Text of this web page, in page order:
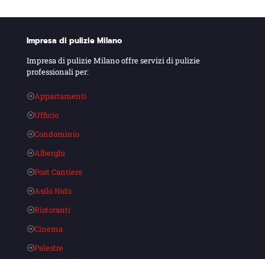
Impresa di pulizie Milano
Impresa di pulizie Milano offre servizi di pulizie
professionali per:
Appartamenti
Ufficio
Condominio
Alberghi
Post Cantiere
Asilo Nido
Ristoranti
Cinema
Palestre